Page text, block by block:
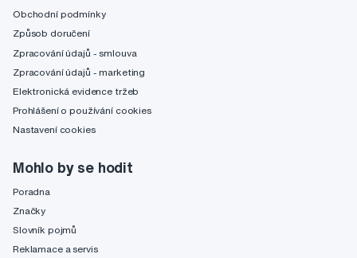
Obchodní podmínky
Způsob doručení
Zpracování údajů - smlouva
Zpracování údajů - marketing
Elektronická evidence tržeb
Prohlášení o používání cookies
Nastavení cookies
Mohlo by se hodit
Poradna
Značky
Slovník pojmů
Reklamace a servis